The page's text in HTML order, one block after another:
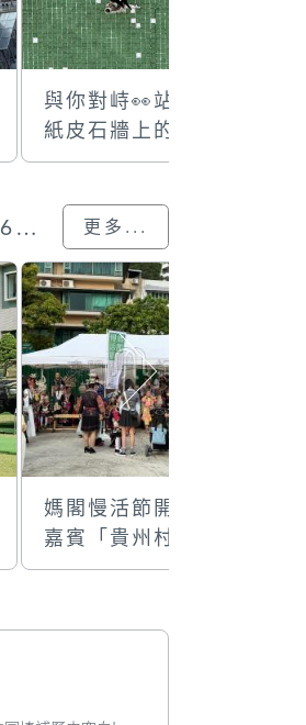
與你對峙👀站在
紙皮石牆上的鳥
🐦‍⬛
“我的澳門記憶” 圖片分享計劃 - 2026的參與作品 更多...
媽閣慢活節開幕
嘉賓「貴州村T」